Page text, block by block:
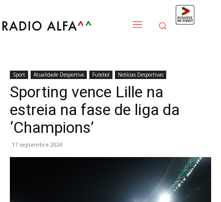
Sport Atualidade Desportiva Futebol Notícias Desportivas
Sporting vence Lille na
estreia na fase de liga da
‘Champions’
17 septembre 2024